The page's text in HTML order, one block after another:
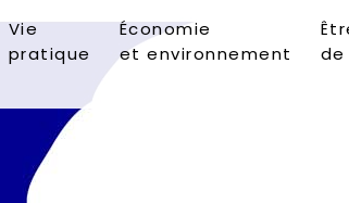
Vie
pratique
Économie
et environnement
de